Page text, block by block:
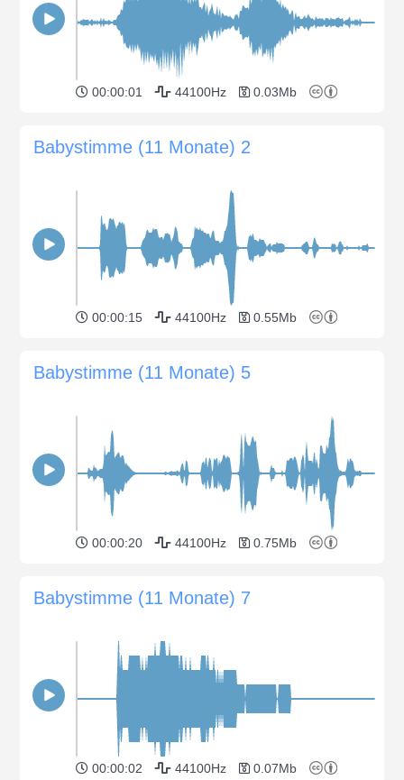
00:00:01 44100Hz 0.03Mb
Babystimme (11 Monate) 2
00:00:15 44100Hz 0.55Mb
Babystimme (11 Monate) 5
00:00:20 44100Hz 0.75Mb
Babystimme (11 Monate) 7
00:00:02 44100Hz 0.07Mb